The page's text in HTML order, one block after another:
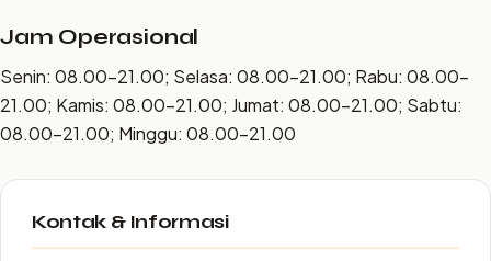
Jam Operasional
Senin: 08.00–21.00; Selasa: 08.00–21.00; Rabu: 08.00–
21.00; Kamis: 08.00–21.00; Jumat: 08.00–21.00; Sabtu:
08.00–21.00; Minggu: 08.00–21.00
Kontak & Informasi